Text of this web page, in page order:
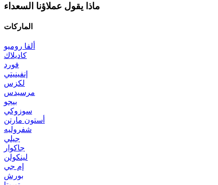
ماذا يقول عملاؤنا السعداء
الماركات
ألفا روميو
كاديلاك
فورد
إنفينيتي
لكزس
مرسيدس
بيجو
سوزوكي
أستون مارتن
شفروليه
جيلي
جاكوار
لينكولن
إم جي
بورش